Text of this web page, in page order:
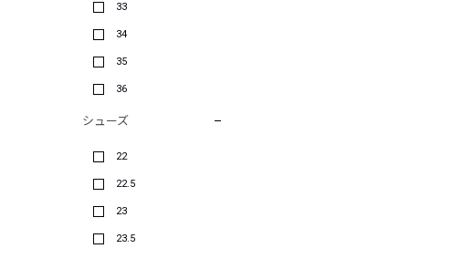
33
34
35
36
シューズ
22
22.5
23
23.5